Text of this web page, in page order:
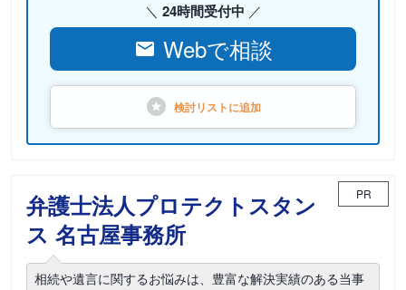
24時間受付中
Webで相談
検討リストに追加
弁護士法人プロテクトスタン
ス 名古屋事務所
PR
相続や遺言に関するお悩みは、豊富な解決実績のある当事